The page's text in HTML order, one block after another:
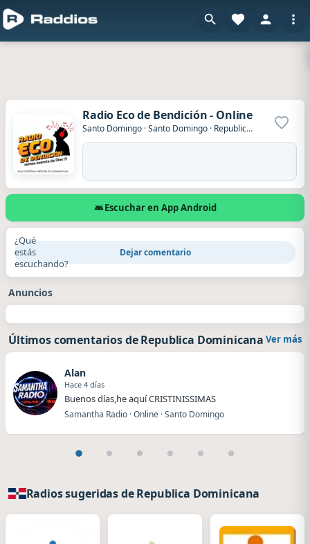
Radio Eco de Bendición - Online
Santo Domingo ·Santo Domingo · Republica Dominicana
Escuchar en App Android
¿Qué
estás
escuchando?
Dejar comentario
Anuncios
Últimos comentarios de Republica Dominicana Ver más
Alan
Hace 4 días
Buenos días,he aquí CRISTINISSIMAS
Samantha Radio · Online · Santo Domingo
Radios sugeridas de Republica Dominicana